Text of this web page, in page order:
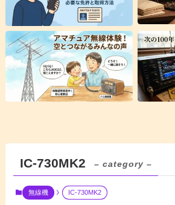
IC-730MK2 – category –
無線機 IC-730MK2